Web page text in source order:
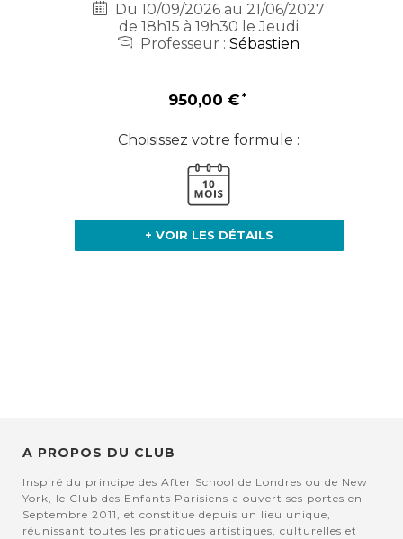
Du 10/09/2026 au 21/06/2027
de 18h15 à 19h30 le Jeudi
Professeur :Sébastien
950,00 €
Choisissez votre formule :
+ VOIR LES DÉTAILS
A PROPOS DU CLUB
Inspiré du principe des After School de Londres ou de New
York, le Club des Enfants Parisiens a ouvert ses portes en
Septembre 2011, et constitue depuis un lieu unique,
réunissant toutes les pratiques artistiques, culturelles et